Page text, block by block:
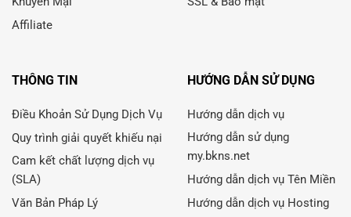
Affiliate
THÔNG TIN
Điều Khoản Sử Dụng Dịch Vụ
Quy trình giải quyết khiếu nại
Cam kết chất lượng dịch vụ
(SLA)
Văn Bản Pháp Lý
HƯỚNG DẪN SỬ DỤNG
Hướng dẫn dịch vụ
Hướng dẫn sử dụng
my.bkns.net
Hướng dẫn dịch vụ Tên Miền
Hướng dẫn dịch vụ Hosting